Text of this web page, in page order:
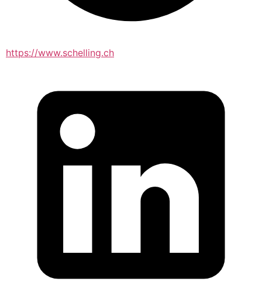
https://www.schelling.ch